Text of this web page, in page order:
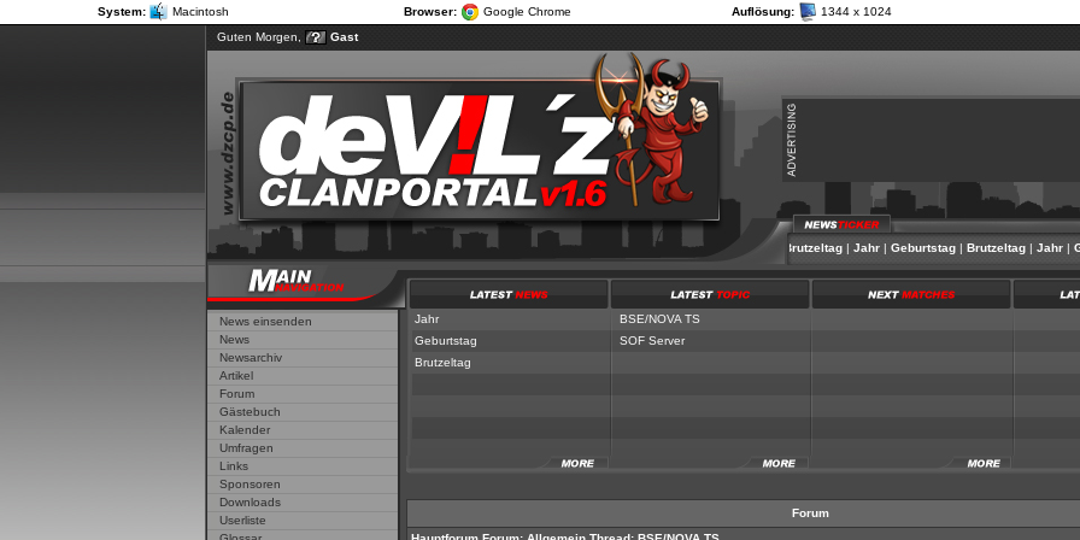
System: Macintosh Browser: Google Chrome Auflösung: 1344 x 1024
Guten Morgen,
Gast
Jahr |Geburtstag | Brutzeltag|Jahr|Geburtstag|Brutzeltag|Jahr|
News einsenden
News
Newsarchiv
Artikel
Forum
Gästebuch
Kalender
Umfragen
Links
Sponsoren
Downloads
Userliste
Jahr
Geburtstag
Brutzeltag
BSE/NOVA TS
SOF Server
Forum